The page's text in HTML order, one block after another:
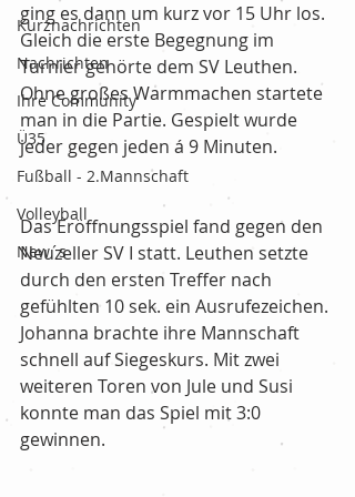
Kurznachrichten
Nachrichten
Ihre Community
Ü35
Fußball - 2.Mannschaft
Volleyball
New´s
ging es dann um kurz vor 15 Uhr los.
Gleich die erste Begegnung im
Turnier gehörte dem SV Leuthen.
Ohne großes Warmmachen startete
man in die Partie. Gespielt wurde
jeder gegen jeden á 9 Minuten.
Das Eröffnungsspiel fand gegen den
Neuzeller SV I statt. Leuthen setzte
durch den ersten Treffer nach
gefühlten 10 sek. ein Ausrufezeichen.
Johanna brachte ihre Mannschaft
schnell auf Siegeskurs. Mit zwei
weiteren Toren von Jule und Susi
konnte man das Spiel mit 3:0
gewinnen.